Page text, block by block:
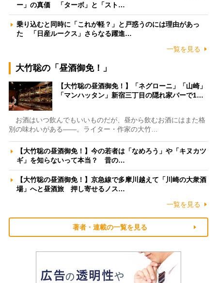
ー」の真価 「ターボ」と「スト…
乗り込むと同時に「これが軽？」と戸惑うのには理由があっ
た 「日産ルークス」さらなる躍進…
一覧を見る
大竹聡の「昼酒御免！」
【大竹聡の昼酒御免！】「ネグローニ」「山崎」
「マンハッタン」新宿三丁目の隠れ家バーで1…
お酒はいつ飲んでもいいものだが、昼から飲むお酒にはまた格
別の味わいがある――。ライター・作家の大竹…
【大竹聡の昼酒御免！】今の若者は「なめろう」や「キヌカツ
ギ」を知らないって本当？ 昔の…
【大竹聡の昼酒御免！】京急線で多摩川越えて「川崎の大衆酒
場」へと昼酒旅 押し寄せるノス…
一覧を見る
著者・連載の一覧を見る